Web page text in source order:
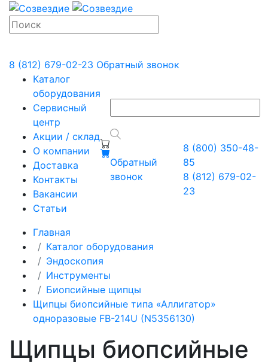
8 (812) 679-02-23 Обратный звонок
Каталог
оборудования
Сервисный
центр
Акции / склад
О компании
Доставка
Контакты
Вакансии
Статьи
Обратный
звонок
8 (800) 350-48-
85
8 (812) 679-02-
23
Главная
Каталог оборудования
Эндоскопия
Инструменты
Биопсийные щипцы
Щипцы биопсийные типа «Аллигатор»
одноразовые FB-214U (N5356130)
Щипцы биопсийные